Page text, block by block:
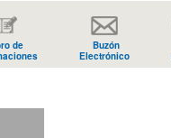
de
Buzón
Electrónico